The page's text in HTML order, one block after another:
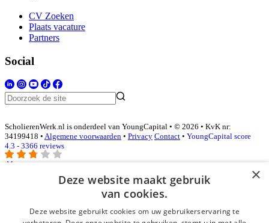
CV Zoeken
Plaats vacature
Partners
Social
ScholierenWerk.nl is onderdeel van YoungCapital • © 2026 • KvK nr:
34199418 • Algemene voorwaarden • Privacy Contact • YoungCapital score
4.3 - 3366 reviews
E-mail*
×
Deze website maakt gebruik
van cookies.
Deze website gebruikt cookies om uw gebruikerservaring te